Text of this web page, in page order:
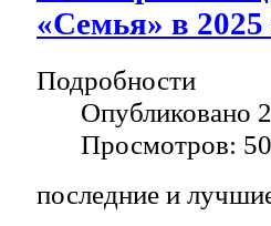
«Семья» в 2025
Подробности
Опубликовано
Просмотров:
последние и